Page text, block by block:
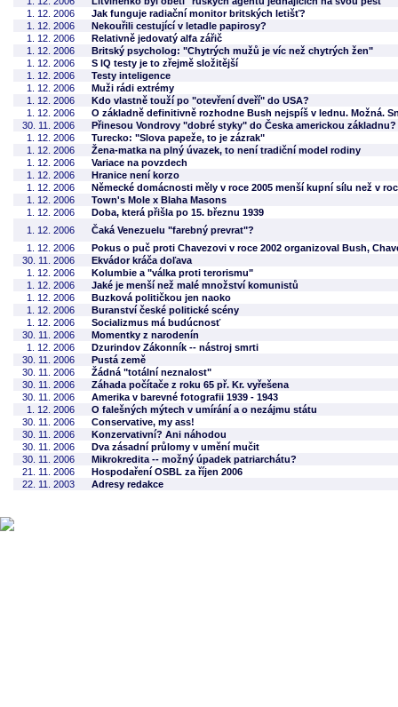
1. 12. 2006
Jak funguje radiační monitor britských letišť?
1. 12. 2006
Nekouřili cestující v letadle papirosy?
1. 12. 2006
Relativně jedovatý alfa zářič
1. 12. 2006
Britský psycholog: "Chytrých mužů je víc než chytrých žen"
1. 12. 2006
S IQ testy je to zřejmě složitější
1. 12. 2006
Testy inteligence
1. 12. 2006
Muži rádi extrémy
1. 12. 2006
Kdo vlastně touží po "otevření dveří" do USA?
1. 12. 2006
O základně definitivně rozhodne Bush nejspíš v lednu. Možná.
30. 11. 2006
Přinesou Vondrovy "dobré styky" do Česka americkou základnu?
1. 12. 2006
Turecko: "Slova papeže, to je zázrak"
1. 12. 2006
Žena-matka na plný úvazek, to není tradiční model rodiny
1. 12. 2006
Variace na povzdech
1. 12. 2006
Hranice není korzo
1. 12. 2006
Německé domácnosti měly v roce 2005 menší kupní sílu než v
1. 12. 2006
Town's Mole x Blaha Masons
1. 12. 2006
Doba, která přišla po 15. březnu 1939
1. 12. 2006
Čaká Venezuelu "farebný prevrat"?
1. 12. 2006
Pokus o puč proti Chavezovi v roce 2002 organizoval Bush,
30. 11. 2006
Ekvádor kráča doľava
1. 12. 2006
Kolumbie a "válka proti terorismu"
1. 12. 2006
Jaké je menší než malé množství komunistů
1. 12. 2006
Buzková političkou jen naoko
1. 12. 2006
Buranství české politické scény
1. 12. 2006
Socializmus má budúcnosť
30. 11. 2006
Momentky z narodenín
1. 12. 2006
Dzurindov Zákonník -- nástroj smrti
30. 11. 2006
Pustá země
30. 11. 2006
Žádná "totální neznalost"
30. 11. 2006
Záhada počítače z roku 65 př. Kr. vyřešena
30. 11. 2006
Amerika v barevné fotografii 1939 - 1943
1. 12. 2006
O falešných mýtech v umírání a o nezájmu státu
30. 11. 2006
Conservative, my ass!
30. 11. 2006
Konzervativní? Ani náhodou
30. 11. 2006
Dva zásadní průlomy v umění mučit
30. 11. 2006
Mikrokredita -- možný úpadek patriarchátu?
21. 11. 2006
Hospodaření OSBL za říjen 2006
22. 11. 2003
Adresy redakce